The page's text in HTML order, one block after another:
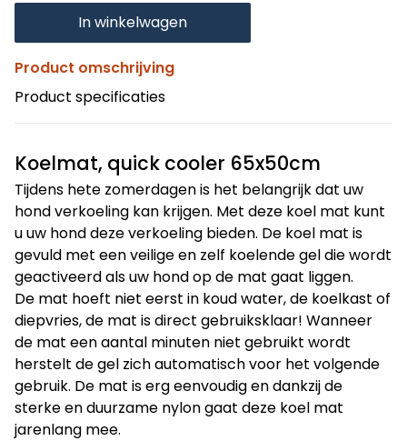
In winkelwagen
Product omschrijving
Product specificaties
Koelmat, quick cooler 65x50cm
Tijdens hete zomerdagen is het belangrijk dat uw
hond verkoeling kan krijgen. Met deze koel mat kunt
u uw hond deze verkoeling bieden. De koel mat is
gevuld met een veilige en zelf koelende gel die wordt
geactiveerd als uw hond op de mat gaat liggen.
De mat hoeft niet eerst in koud water, de koelkast of
diepvries, de mat is direct gebruiksklaar! Wanneer
de mat een aantal minuten niet gebruikt wordt
herstelt de gel zich automatisch voor het volgende
gebruik. De mat is erg eenvoudig en dankzij de
sterke en duurzame nylon gaat deze koel mat
jarenlang mee.